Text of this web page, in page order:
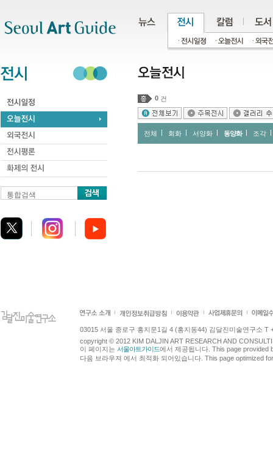
통합검색
0 건
전체 회화 서양화 동양화 조각
03015 서울 종로구 홍지문1길 4 (홍지동44) 김달진미술연구소 T
copyright © 2012 KIM DALJIN ART RESEARCH AND
이 페이지는 서울아트가이드에서 제공됩니다. This page provided
다음 브라우져 에서 최적화 되어있습니다. This page optimized